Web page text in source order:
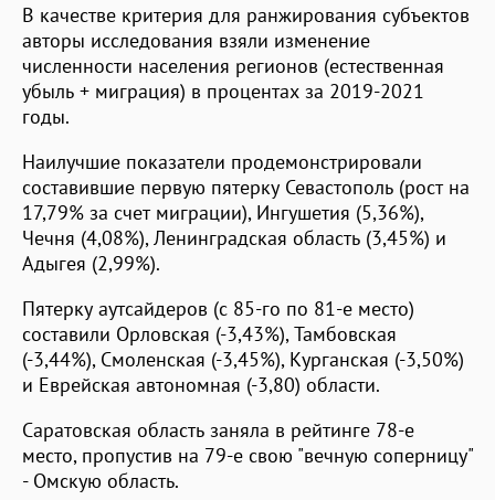
В качестве критерия для ранжирования субъектов
авторы исследования взяли изменение
численности населения регионов (естественная
убыль + миграция) в процентах за 2019-2021
годы.
Наилучшие показатели продемонстрировали
составившие первую пятерку Севастополь (рост на
17,79% за счет миграции), Ингушетия (5,36%),
Чечня (4,08%), Ленинградская область (3,45%) и
Адыгея (2,99%).
Пятерку аутсайдеров (с 85-го по 81-е место)
составили Орловская (-3,43%), Тамбовская
(-3,44%), Смоленская (-3,45%), Курганская (-3,50%)
и Еврейская автономная (-3,80) области.
Саратовская область заняла в рейтинге 78-е
место, пропустив на 79-е свою "вечную соперницу"
- Омскую область.